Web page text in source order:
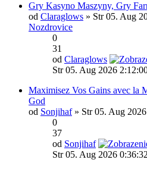
Gry Kasyno Maszyny, Gry
od Claraglows » Str 05. Aug
Nozdrovice
0
31
od Claraglows
Str 05. Aug 2026
Maximisez Vos Gains avec la
God
od Sonjihaf» Str 05. Aug
0
37
od Sonjihaf
Str 05. Aug 2026 0:36:32